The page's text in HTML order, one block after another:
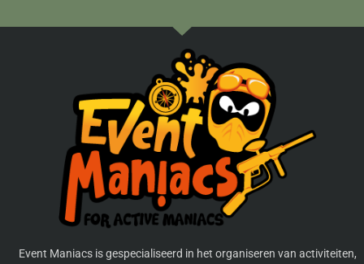
Event Maniacs is gespecialiseerd in het organiseren van activiteiten,